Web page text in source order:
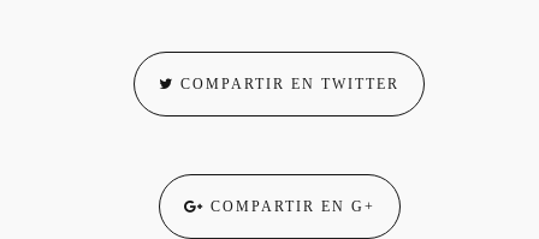
COMPARTIR EN TWITTER
COMPARTIR EN G+